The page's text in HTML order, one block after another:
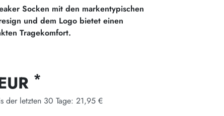
Socken mit den markentypischen
und dem Logo bietet einen
Tragekomfort.
*
der letzten 30 Tage: 21,95 €